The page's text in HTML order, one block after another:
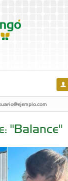
"Balance"